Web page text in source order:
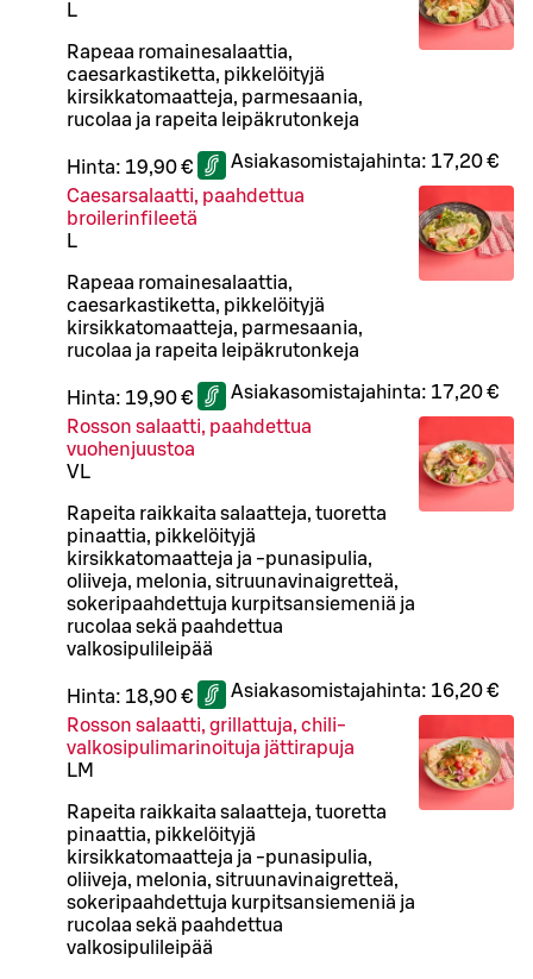
L
Rapeaa romainesalaattia,
caesarkastiketta, pikkelöityjä
kirsikkatomaatteja, parmesaania,
rucolaa ja rapeita leipäkrutonkeja
Hinta: 19,90 € Asiakasomistajahinta: 17,20 €
Caesarsalaatti, paahdettua
broilerinfileetä
L
Rapeaa romainesalaattia,
caesarkastiketta, pikkelöityjä
kirsikkatomaatteja, parmesaania,
rucolaa ja rapeita leipäkrutonkeja
Hinta: 19,90 € Asiakasomistajahinta: 17,20 €
Rosson salaatti, paahdettua
vuohenjuustoa
VL
Rapeita raikkaita salaatteja, tuoretta
pinaattia, pikkelöityjä
kirsikkatomaatteja ja -punasipulia,
oliiveja, melonia, sitruunavinaigretteä,
sokeripaahdettuja kurpitsansiemeniä ja
rucolaa sekä paahdettua
valkosipulileipää
Hinta: 18,90 € Asiakasomistajahinta: 16,20 €
Rosson salaatti, grillattuja, chili-
valkosipulimarinoituja jättirapuja
LM
Rapeita raikkaita salaatteja, tuoretta
pinaattia, pikkelöityjä
kirsikkatomaatteja ja -punasipulia,
oliiveja, melonia, sitruunavinaigretteä,
sokeripaahdettuja kurpitsansiemeniä ja
rucolaa sekä paahdettua
valkosipulileipää